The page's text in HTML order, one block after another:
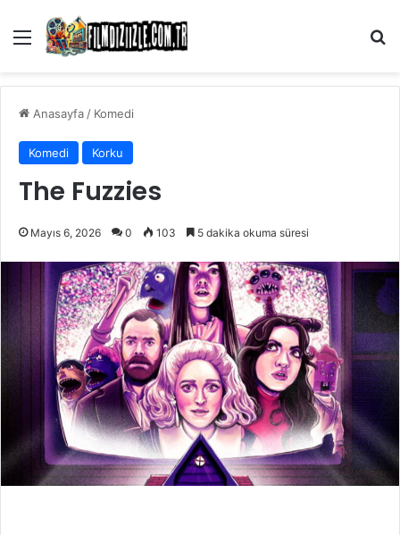
Menü
Anasayfa/ Komedi
Komedi Korku
The Fuzzies
Mayıs 6, 2026 0 103 5 dakika okuma süresi